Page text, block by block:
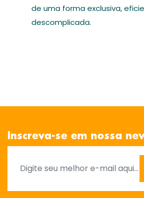
de uma forma exclusiva,
descomplicada.
Inscreva-se em nossa